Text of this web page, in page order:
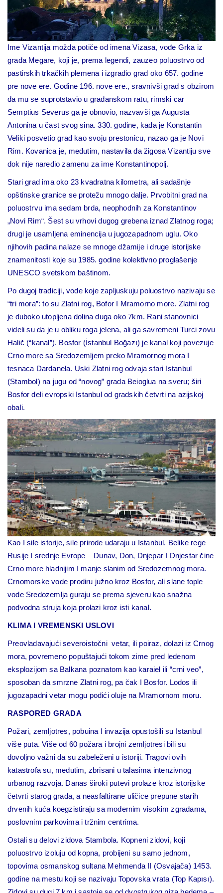
Ime Vizantija možda potiče od imena Vizasa, vođe Grka iz
grada Megare, koji je, prema legendi, zauzeo poluostrvo od
pastirskih trkačkih plemena i izgradio grad oko 657. godine
pre nove ere. Godine 196. nove ere., sravnivši grad s obzirom
da mu se suprotstavio u građanskom ratu, rimski car
Semptius Severus ga je obnovio, nazvavši ga Augusta
Antonina u čast svog sina. 330. godine, kada je Konstantin
Veliki posvetio grad kao svoju prestonicu, nazao ga je Novi
Rim. Kovanica je, međutim, nastavila da žigosa Vizantiju sve
dok nije naredio zamenu za ime Konstantinopolj.
Stari grad ima oko 23 kvadratna kilometra, ali sadašnje
opštinske granice se protežu mnogo dalje. Prvobitni grad na
poluostrvu ima sedam brda, neophodnih za Konstantinov
„Novi Rim“. Šest su vrhovi dugog grebena iznad Zlatnog roga;
drugi je usamljena eminencija u jugozapadnom uglu. Oko
njihovih padina nalaze se mnoge džamije i druge istorijske
znamenitosti koje su 1985. godine kolektivno proglašenje
UNESCO svetskom baštinom.
Po dugoj tradiciji, vode koje zapljuskuju poluostrvo nazivaju se
“tri mora”: to su Zlatni rog, Bofor I Mramorno more. Zlatni rog
je duboko utopljena dolina duga oko 7km. Rani stanovnici
videli su da je u obliku roga jelena, ali ga savremeni Turci zovu
Halič (“kanal”). Bosfor (İstanbul Boğazı) je kanal koji povezuje
Crno more sa Sredozemljem preko Mramornog mora I
tesnaca Dardanela. Uski Zlatni rog odvaja stari Istanbul
(Stambol) na jugu od “novog” grada Beioglua na sveru; širi
Bosfor deli evropski Istanbul od gradskih četvrti na azijskoj
obali.
Kao I sile istorije, sile prirode udaraju u Istanbul. Belike rege
Rusije I srednje Evrope – Dunav, Don, Dnjepar I Dnjestar čine
Crno more hladnijim I manje slanim od Sredozemnog mora.
Crnomorske vode prodiru južno kroz Bosfor, ali slane tople
vode Sredozemlja guraju se prema sjeveru kao snažna
podvodna struja koja prolazi kroz isti kanal.
KLIMA I VREMENSKI USLOVI
Preovladavajući severoistočni vetar, ili poiraz, dolazi iz Crnog
mora, povremeno popuštajući tokom zime pred ledenom
eksplozijom sa Balkana poznatom kao karaiel ili “crni veo”,
sposoban da smrzne Zlatni rog, pa čak I Bosfor. Lodos ili
jugozapadni vetar mogu podići oluje na Mramornom moru.
RASPORED GRADA
Požari, zemljotres, pobuina I invazija opustošili su Istanbul
više puta. Više od 60 požara i brojni zemljotresi bili su
dovoljno važni da su zabeleženi u istoriji. Tragovi ovih
katastrofa su, međutim, zbrisani u talasima intenzivnog
urbanog razvoja. Danas široki putevi prolaze kroz istorijske
četvrti starog grada, a neasfaltirane uličice prepune starih
drvenih kuća koegzistiraju sa modernim visokim zgradama,
poslovnim parkovima i tržnim centrima.
Ostali su delovi zidova Stambola. Kopneni zidovi, koji
poluostrvo izoluju od kopna, probijeni su samo jednom,
topovima osmanskog sultana Mehmenda II (Osvajača) 1453.
godine na mestu koji se nazivaju Topovska vrata (Top Kapısı).